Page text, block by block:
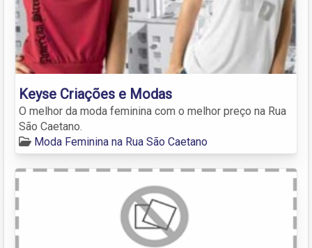
Keyse Criações e Modas
O melhor da moda feminina com o melhor preço na Rua
São Caetano.
Moda Feminina na Rua São Caetano